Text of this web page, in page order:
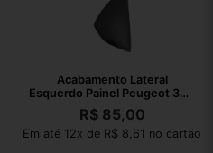
Acabamento Lateral
Esquerdo Painel Peugeot 308
2012
R$85,00
Em até 12x de R$ 8,61 no cartão